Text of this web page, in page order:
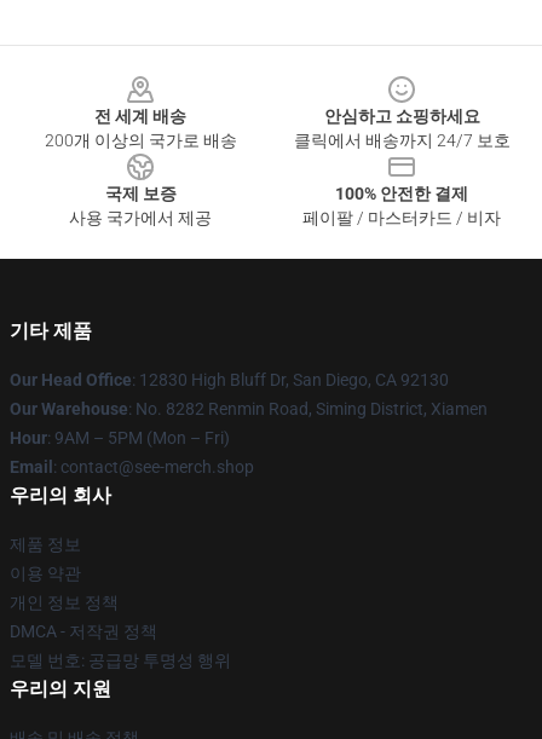
전 세계 배송
200개 이상의 국가로 배송
안심하고 쇼핑하세요
클릭에서 배송까지 24/7 보호
국제 보증
사용 국가에서 제공
100% 안전한 결제
페이팔 / 마스터카드 / 비자
기타 제품
Our Head Office: 12830 High Bluff Dr, San Diego, CA 92130
Our Warehouse: No. 8282 Renmin Road, Siming District, Xiamen
Hour: 9AM – 5PM (Mon – Fri)
Email : contact@see-merch.shop
우리의 회사
제품 정보
이용 약관
개인 정보 정책
DMCA - 저작권 정책
모델 번호: 공급망 투명성 행위
우리의 지원